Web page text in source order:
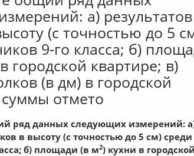
а) результатов
(с точностью до 5
9-го класса; б)
городской квартире; в)
(в дм) в городской
суммы отмето
ряд данных следующих измерений:
в высоту (с точностью до 5 см) среди
б) площади (в м2) кухни в